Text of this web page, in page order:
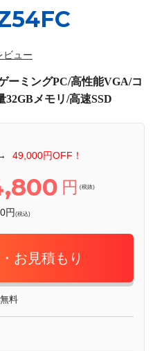
ビュー
ーミングPC/高性能VGA/コ
メモリ/高速SSD
49,000円OFF！
円 (税抜)
円(税込)
お見積もり
料